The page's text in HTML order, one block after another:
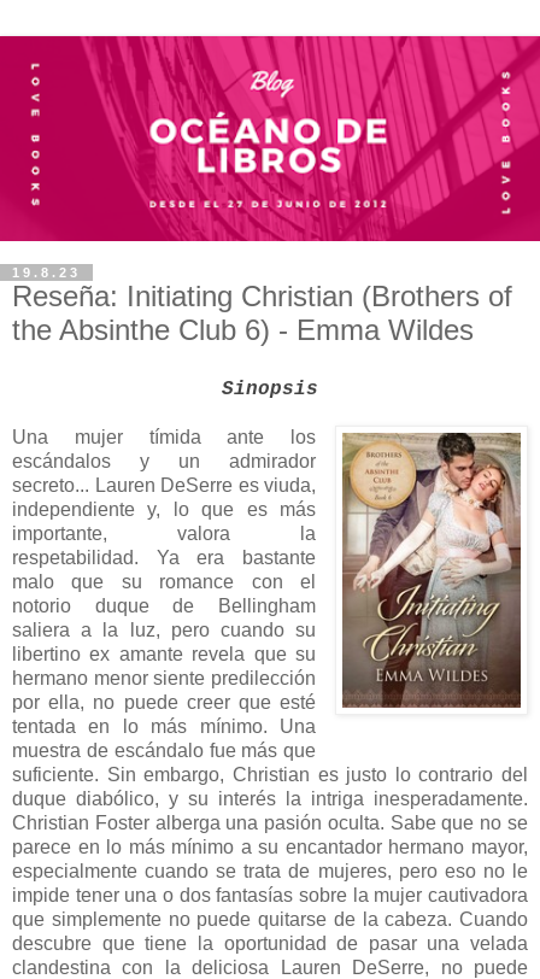
19.8.23
Reseña: Initiating Christian (Brothers of
the Absinthe Club 6) - Emma Wildes
Sinopsis
Una mujer tímida ante los
escándalos y un admirador
secreto... Lauren DeSerre es viuda,
independiente y, lo que es más
importante, valora la
respetabilidad. Ya era bastante
malo que su romance con el
notorio duque de Bellingham
saliera a la luz, pero cuando su
libertino ex amante revela que su
hermano menor siente predilección
por ella, no puede creer que esté
tentada en lo más mínimo. Una
muestra de escándalo fue más que
suficiente. Sin embargo, Christian es justo lo contrario del
duque diabólico, y su interés la intriga inesperadamente.
Christian Foster alberga una pasión oculta. Sabe que no se
parece en lo más mínimo a su encantador hermano mayor,
especialmente cuando se trata de mujeres, pero eso no le
impide tener una o dos fantasías sobre la mujer cautivadora
que simplemente no puede quitarse de la cabeza. Cuando
descubre que tiene la oportunidad de pasar una velada
clandestina con la deliciosa Lauren DeSerre, no puede